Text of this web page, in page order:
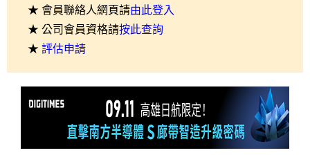
★ 會員聯絡人網頁請由此登入
★ 公司會員資格請按此查詢
★ 評估申請